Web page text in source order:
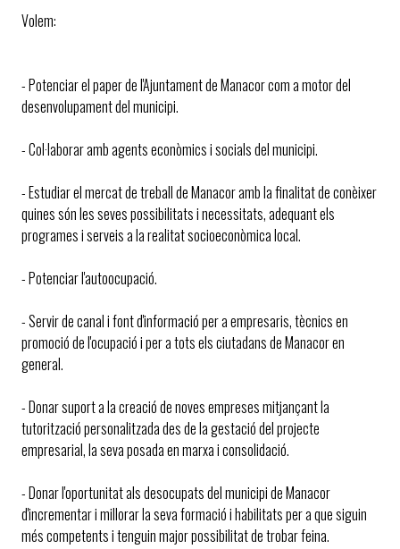
Volem:
- Potenciar el paper de l'Ajuntament de Manacor com a motor del
desenvolupament del municipi.
- Col·laborar amb agents econòmics i socials del municipi.
- Estudiar el mercat de treball de Manacor amb la finalitat de conèixer
quines són les seves possibilitats i necessitats, adequant els
programes i serveis a la realitat socioeconòmica local.
- Potenciar l'autoocupació.
- Servir de canal i font d'informació per a empresaris, tècnics en
promoció de l'ocupació i per a tots els ciutadans de Manacor en
general.
- Donar suport a la creació de noves empreses mitjançant la
tutorització personalitzada des de la gestació del projecte
empresarial, la seva posada en marxa i consolidació.
- Donar l'oportunitat als desocupats del municipi de Manacor
d'incrementar i millorar la seva formació i habilitats per a que siguin
més competents i tenguin major possibilitat de trobar feina.